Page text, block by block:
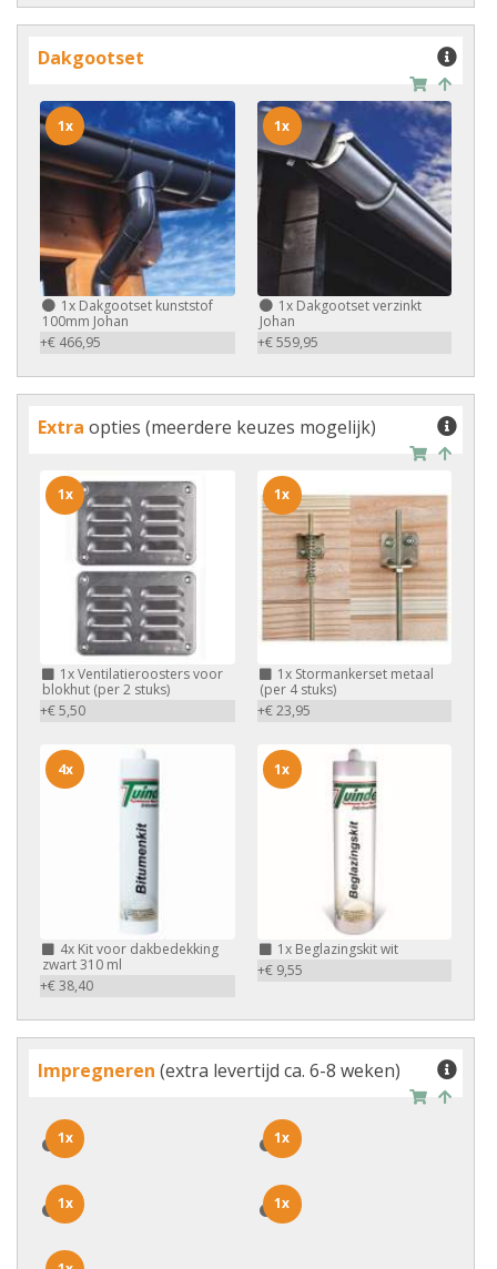
Dakgootset
1x Dakgootset kunststof
100mm Johan
+€ 466,95
1x
1xDakgootset verzinkt
Johan
+€ 559,95
1x
Extra opties (meerdere keuzes mogelijk)
1xVentilatieroosters voor
blokhut (per 2 stuks)
+€ 5,50
1x
1xStormankerset metaal
(per 4 stuks)
+€ 23,95
1x
4x Kit voor dakbedekking
zwart 310 ml
+€ 38,40
4x
1xBeglazingskit wit
+€ 9,55
1x
Impregneren (extra levertijd ca. 6-8 weken)
1x
1x 1x
1x
1x
1x 1x
1x